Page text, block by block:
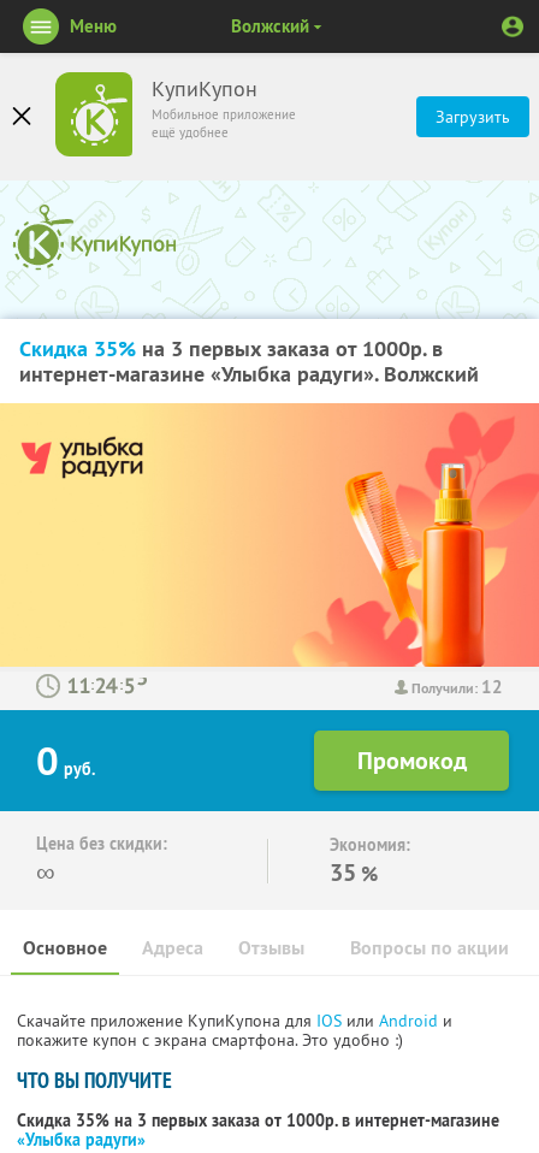
КупиКупон
Мобильное приложение
ещё удобнее
Загрузить
Меню Волжский
Скидка 35% на 3 первых заказа от 1000р. в
интернет-магазине «Улыбка радуги». Волжский
Получили: 12
: :
0 руб.
Цена без скидки:
∞
Экономия:
35 %
Основное Отзывы Вопросы по акции
Адреса
Скачайте приложение КупиКупона для IOS или Android и
покажите купон с экрана смартфона. Это удобно :)
ЧТО ВЫ ПОЛУЧИТЕ
Скидка 35% на 3 первых заказа от 1000р. в интернет-магазине
«Улыбка радуги»